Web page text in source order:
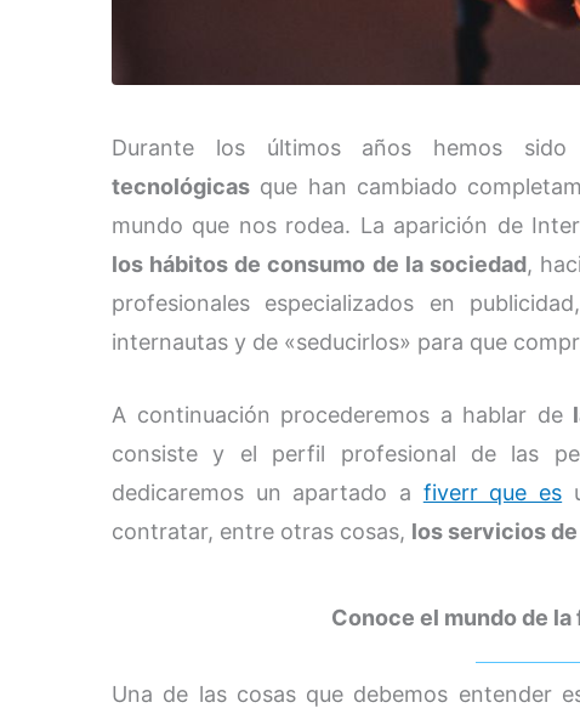
Durante los últimos años hemos
tecnológicas que han cambiado
mundo que nos rodea. La aparición de
los hábitos de consumo de la sociedad,
profesionales especializados en
internautas y de «seducirlos» para que
A continuación procederemos a hablar de
consiste y el perfil profesional de las
dedicaremos un apartado a fiverr que es
contratar, entre otras cosas, los servicios
Conoce el mundo de
Una de las cosas que debemos entender